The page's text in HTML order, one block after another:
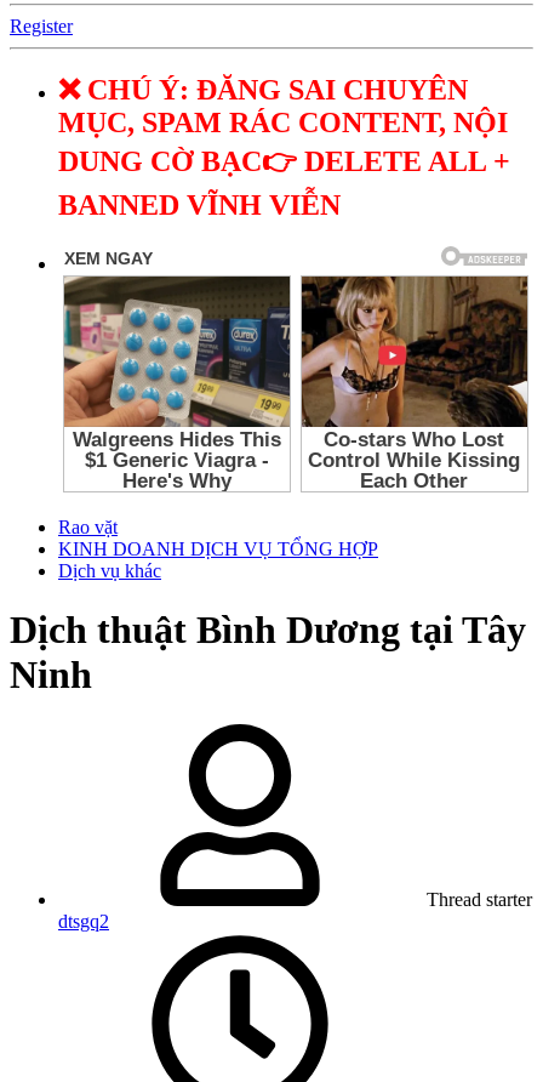
Register
❌ CHÚ Ý: ĐĂNG SAI CHUYÊN
MỤC, SPAM RÁC CONTENT, NỘI
DUNG CỜ BẠC👉 DELETE ALL +
BANNED VĨNH VIỄN
Rao vặt
KINH DOANH DỊCH VỤ TỔNG HỢP
Dịch vụ khác
Dịch thuật Bình Dương tại Tây
Ninh
Thread starter
dtsgq2